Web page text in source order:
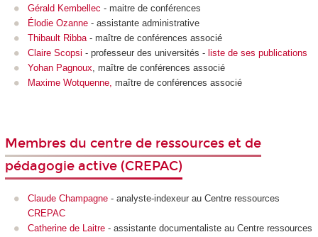
Gérald Kembellec - maitre de conférences
Élodie Ozanne - assistante administrative
Thibault Ribba- maître de conférences associé
Claire Scopsi - professeur des universités - liste de ses publications
Yohan Pagnoux, maître de conférences associé
Maxime Wotquenne, maître de conférences associé
Membres du centre de ressources et de
pédagogie active (CREPAC)
Claude Champagne - analyste-indexeur au Centre ressources
CREPAC
Catherine de Laitre - assistante documentaliste au Centre ressources